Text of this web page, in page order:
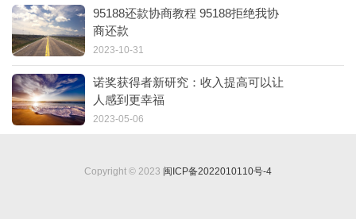
95188还款协商教程 95188拒绝我协
商还款
2023-10-31
诺奖获得者新研究：收入提高可以让
人感到更幸福
2023-05-06
Copyright © 2023 闽ICP备2022010110号-4